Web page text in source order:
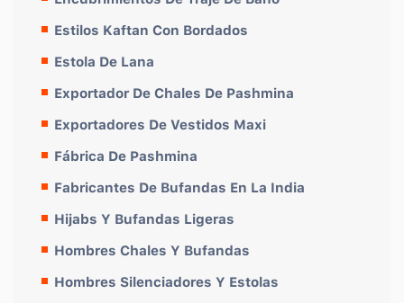
Estilos Kaftan Con Bordados
Estola De Lana
Exportador De Chales De Pashmina
Exportadores De Vestidos Maxi
Fábrica De Pashmina
Fabricantes De Bufandas En La India
Hijabs Y Bufandas Ligeras
Hombres Chales Y Bufandas
Hombres Silenciadores Y Estolas